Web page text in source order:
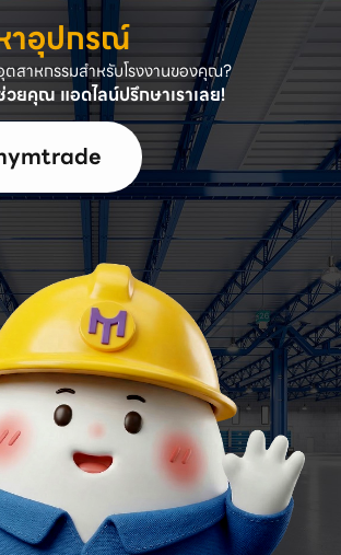
าอุปกรณ์
สาหกรรมสำหรับโรงงานของคุณ?
ยคุณ แอดไลน์ปรึกษาเราเลย!